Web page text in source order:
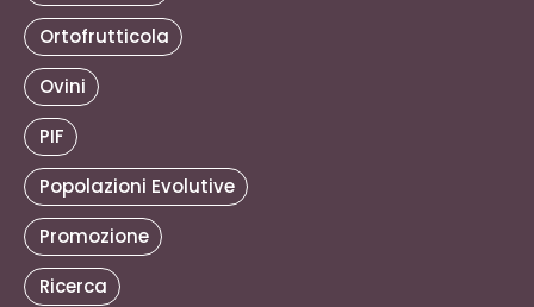
Ortofrutticola
Ovini
PIF
Popolazioni Evolutive
Promozione
Ricerca